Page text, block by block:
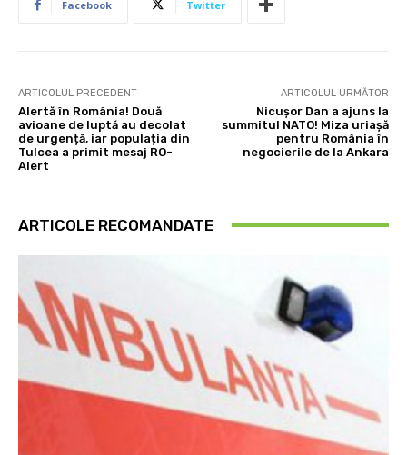
Facebook Twitter
ARTICOLUL PRECEDENT
Alertă în România! Două
avioane de luptă au decolat
de urgență, iar populația din
Tulcea a primit mesaj RO-
Alert
ARTICOLUL URMĂTOR
Nicușor Dan a ajuns la
summitul NATO! Miza uriașă
pentru România în
negocierile de la Ankara
ARTICOLE RECOMANDATE